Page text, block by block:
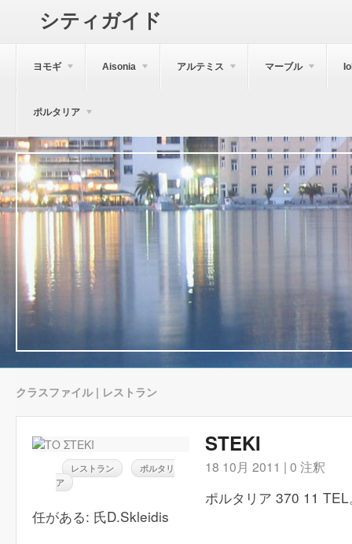
シティガイド
ヨモギ Aisonia アルテミス マーブル
ポルタリア
クラスファイル | レストラン
レストラン
ポルタリ
ア
STEKI
18 10月 2011 | 0 注釈
ポルタリア 370 11
任がある: 氏D.Skleidis